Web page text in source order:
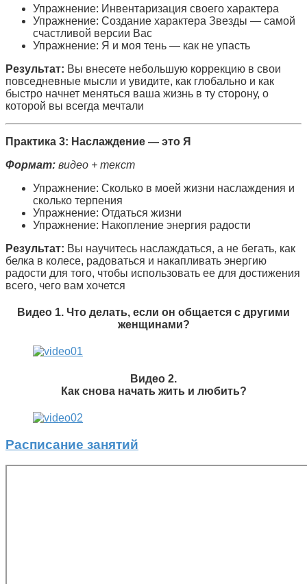
Упражнение: Инвентаризация своего характера
Упражнение: Создание характера Звезды — самой
счастливой версии Вас
Упражнение: Я и моя тень — как не упасть
Результат: Вы внесете небольшую коррекцию в свои
повседневные мысли и увидите, как глобально и как
быстро начнет меняться ваша жизнь в ту сторону, о
которой вы всегда мечтали
Практика 3: Наслаждение — это Я
Формат: видео + текст
Упражнение: Сколько в моей жизни наслаждения и
сколько терпения
Упражнение: Отдаться жизни
Упражнение: Накопление энергия радости
Результат: Вы научитесь наслаждаться, а не бегать, как
белка в колесе, радоваться и накапливать энергию
радости для того, чтобы использовать ее для достижения
всего, чего вам хочется
Видео 1. Что делать, если он общается с другими
женщинами?
Видео 2.
Как снова начать жить и любить?
Расписание занятий